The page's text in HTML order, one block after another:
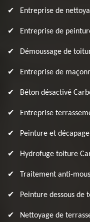
Entreprise de
Entreprise de
Démoussage de
Entreprise de
Béton désactivé
Entreprise
Peinture et
Hydrofuge toiture
Traitement anti-
Peinture dessous de
Nettoyage de